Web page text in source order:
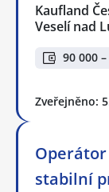
Kaufland
Veselí nad
90 000
Zveřejněno:
stabilní